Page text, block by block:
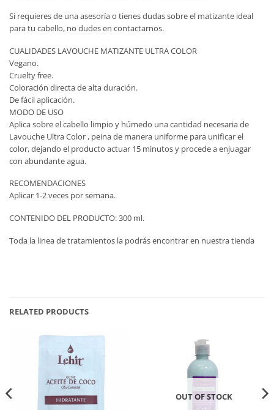
Si requieres de una asesoría o tienes dudas sobre el matizante ideal
para tu cabello, no dudes en contactarnos.
CUALIDADES LAVOUCHE MATIZANTE ULTRA COLOR
Vegano.
Cruelty free.
Coloración directa de alta duración.
De fácil aplicación.
MODO DE USO
Aplica sobre el cabello limpio y húmedo una cantidad necesaria de
Lavouche Ultra Color , peina de manera uniforme para unificar el
color, dejando el producto actuar 15 minutos y procede a enjuagar
con abundante agua.
RECOMENDACIONES
Aplicar 1-2 veces por semana.
CONTENIDO DEL PRODUCTO: 300 ml.
Toda la linea de tratamientos la podrás encontrar en nuestra tienda
RELATED PRODUCTS
OUT OF STOCK